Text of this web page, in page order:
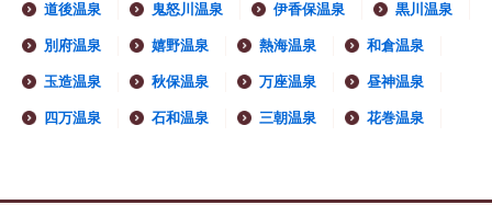
道後温泉 鬼怒川温泉 伊香保温泉 黒川温泉
別府温泉 嬉野温泉 熱海温泉 和倉温泉
玉造温泉 秋保温泉 万座温泉 昼神温泉
四万温泉 石和温泉 三朝温泉 花巻温泉